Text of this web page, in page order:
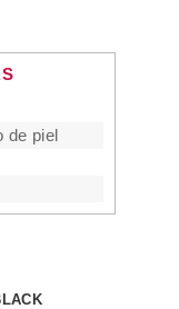
de piel